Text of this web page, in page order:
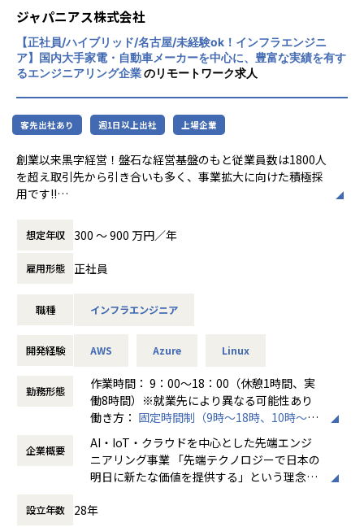
■フォロー体制・働き方
・アサイン前に、やりたいこと・やりたくないことを面談で
確認
・配属後は月1回の面談に加え、チャットでの相談が可能
・一人での参画の場合も、社内のメンターがフォロー
・平均残業時間：月10.5時間（全社平均）
■社員の声
＜入社1年目 エンジニア＞
した。
自分のペースでステップアップができたところが大きな魅力
現在は要件定義や設計、実装といった工程にも挑戦していま
月一で面談を行ってくれるため、やりたいことや自分の頑張
アルテニアの良さです。
＜入社4年目 エンジニア＞
転職前の会社の社長が代わり、会社の方針と私のエンジニア
としての方針に
相違が出てきてしまったため転職しました。
エンジニアとして働きつつ、現場の人の関係を元に販路を広
げるといった営業の役割も
＜主な開発案件事例＞
使用スキル：DjangoFW・Python
担当工程：調査・要件定義・基本設計・詳細設計・構築・製
造・テスト・リリース
担当者：30代後半・男性・入社4年目
-- 大手生命保険会社 資産運用システム --
使用スキル：Java
担当工程：基本設計・詳細設計・製造・テスト・リリース
担当者：30代前半・女性・入社2年目
使用スキル：VBA・Windows
担当者：20代後半・男性・入社1年目
＜主なNW案件事例＞
主な業務：拠点増設に伴う設定変更、障害一次切り分け
担当工程：運用・保守（希望により構築へステップアップ）
-- 官公庁システムを支えるネットワークの設計・構築支援 --
主な業務：要件整理、検証、リリース計画の策定
使用機器：Cisco、Palo Alto、A10 等
主な業務：ポリシー改善、ログ分析、運用改善提案
大規模案件の実績があります。近年は生成AI
関連プロジェクトにも注力しています。
リモートワーク率90％、有給取得率80％以
上、育休取得率100％と、働きやすい環境づ
くりにも力を入れています。住宅手当や資格
取得支援、技術書購入補助など福利厚生も充
実しています。
中長期的には「中小企業のAI開発で第一に想
起される共創カンパニー」を目指し、技術力
です。
2026年1月1日）
5290）
門）認定
■健康優良企業認定証 銀の認定（認定期間：
2025/10/01～2027/09/30）
ジャパニアス株式会社
【正社員/ハイブリッド/名古屋/未経験ok！インフラエンジニ
ア】国内大手家電・自動車メーカーを中心に、豊富な実績を有す
るエンジニアリング企業のリモートワーク求人
客先出社あり 週1日以上出社 上場企業
創業以来黒字経営！盤石な経営基盤のもと従業員数は1800人
を超え取引先から引き合いも多く、事業拡大に向けた積極採
用です!!
◆取引業界
製造メーカー、通信キャリア、金融、流通、官公庁 等
◆設計・構築
ツール・機器：Windows Server、RHL、Solaris、HP-UX、
クラウド：AWS、Azure
◆プロジェクト例
・ 要件定義・設計・構築（上流）
・ 運用・保守・監視（下流）
※地元密着主義のため、地元の大手企業でのプロジェクト
を前提としています。
会社の定める範囲
想定年収 300 〜 900 万円／年
雇用形態 正社員
職種 インフラエンジニア
開発経験 AWS Azure Linux
勤務形態
作業時間： 9：00～18：00（休憩1時間、実
働8時間）※就業先により異なる可能性あり
働き方： 固定時間制（9時～18時、10時～19
時間外労働の有無： 有（月平均20時間～30
時間）
休憩時間： 60分
企業概要
AI・IoT・クラウドを中心とした先端エンジ
ニアリング事業 「先端テクノロジーで日本の
明日に新たな価値を提供する」という理念を
た先端テクノロジーの中で「ジャパニアスだ
設立年数 28年